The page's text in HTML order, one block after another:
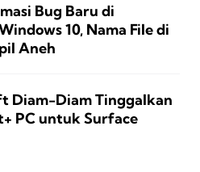
Bug Baru di
10, Nama File di
Aneh
Diam-Diam Tinggalkan
PC untuk Surface